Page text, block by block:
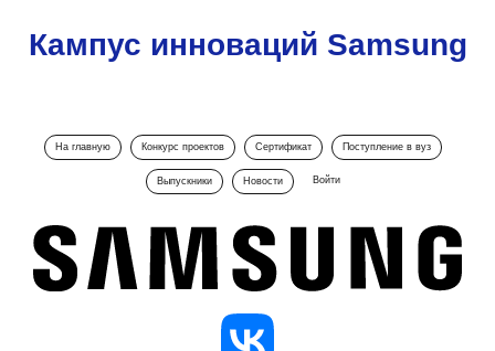
Кампус инноваций Samsung
На главную Конкурс проектов Сертификат Поступление в вуз
Выпускники Новости Войти